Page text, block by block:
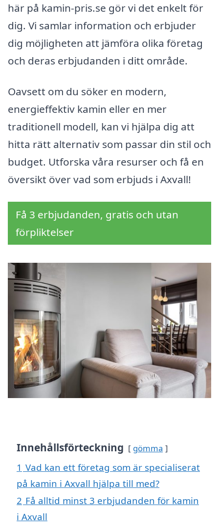
här på kamin-pris.se gör vi det enkelt för
dig. Vi samlar information och erbjuder
dig möjligheten att jämföra olika företag
och deras erbjudanden i ditt område.
Oavsett om du söker en modern,
energieffektiv kamin eller en mer
traditionell modell, kan vi hjälpa dig att
hitta rätt alternativ som passar din stil och
budget. Utforska våra resurser och få en
översikt över vad som erbjuds i Axvall!
Få 3 erbjudanden, gratis och utan
förpliktelser
Innehållsförteckning gömma
1 Vad kan ett företag som är specialiserat
på kamin i Axvall hjälpa till med?
2 Få alltid minst 3 erbjudanden för kamin
i Axvall